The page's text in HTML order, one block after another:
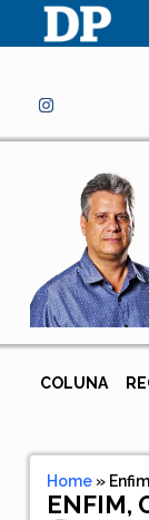
COLUNA
Home»
ENFIM,